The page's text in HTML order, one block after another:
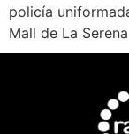
policía
Mall de La